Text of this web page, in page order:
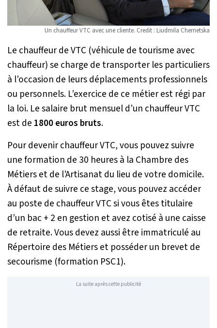
Un chauffeur VTC avec une cliente. Credit : Liudmila Chernetska
Le chauffeur de VTC (véhicule de tourisme avec
chauffeur) se charge de transporter les particuliers
à l’occasion de leurs déplacements professionnels
ou personnels. L’exercice de ce métier est régi par
la loi. Le salaire brut mensuel d’un chauffeur VTC
est de 1800 euros bruts.
Pour devenir chauffeur VTC, vous pouvez suivre
une formation de 30 heures à la Chambre des
Métiers et de l’Artisanat du lieu de votre domicile.
À défaut de suivre ce stage, vous pouvez accéder
au poste de chauffeur VTC si vous êtes titulaire
d’un bac + 2 en gestion et avez cotisé à une caisse
de retraite. Vous devez aussi être immatriculé au
Répertoire des Métiers et posséder un brevet de
secourisme (formation PSC1).
La suite après cette publicité